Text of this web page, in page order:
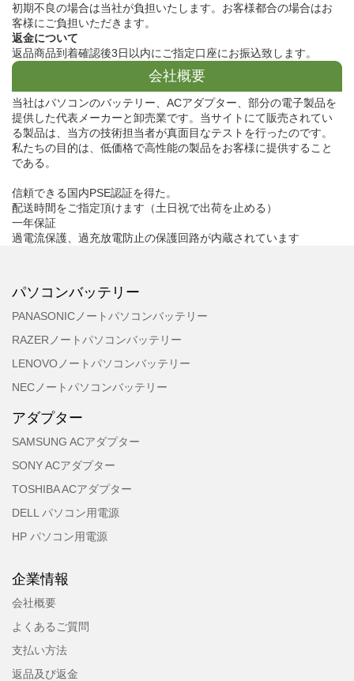
初期不良の場合は当社が負担いたします。お客様都合の場合はお
客様にご負担いただきます。
返金について
返品商品到着確認後3日以内にご指定口座にお振込致します。
会社概要
当社はパソコンのバッテリー、ACアダプター、部分の電子製品を
提供した代表メーカーと卸売業です。当サイトにて販売されてい
る製品は、当方の技術担当者が真面目なテストを行ったのです。
私たちの目的は、低価格で高性能の製品をお客様に提供すること
である。
信頼できる国内PSE認証を得た。
配送時間をご指定頂けます（土日祝で出荷を止める）
一年保証
過電流保護、過充放電防止の保護回路が内蔵されています
パソコンバッテリー
PANASONICノートパソコンバッテリー
RAZERノートパソコンバッテリー
LENOVOノートパソコンバッテリー
NECノートパソコンバッテリー
アダプター
SAMSUNG ACアダプター
SONY ACアダプター
TOSHIBA ACアダプター
DELL パソコン用電源
HP パソコン用電源
企業情報
会社概要
よくあるご質問
支払い方法
返品及び返金